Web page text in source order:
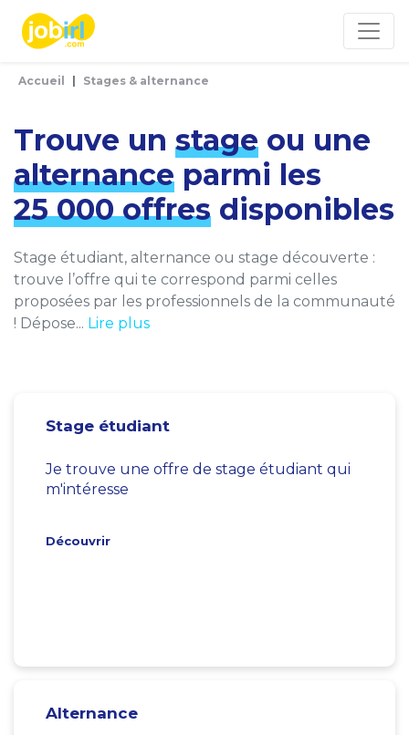
Accueil Stages & alternance
Trouve un stage ou une
alternance parmi les
25 000 offres disponibles
Stage étudiant, alternance ou stage découverte :
trouve l’offre qui te correspond parmi celles
proposées par les professionnels de la communauté
! Dépose... Lire plus
Stage étudiant
Je trouve une offre de stage étudiant qui
m'intéresse
Découvrir
Alternance
Panneau de gestion des cookies